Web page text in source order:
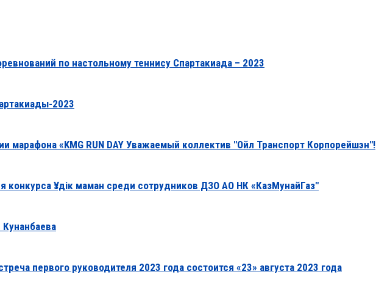
по настольному теннису Спартакиада – 2023
2023
марафона «KMG RUN DAY Уважаемый коллектив "Ойл Транспорт Корпорейшэн"!
конкурса Үздік маман среди сотрудников ДЗО АО НК «КазМунайГаз"
первого руководителя 2023 года состоится «23» августа 2023 года